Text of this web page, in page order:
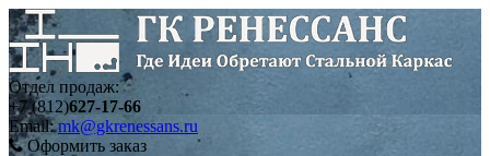
Отдел продаж:
+7 (812)627-17-66
Email:mk@gkrenessans.ru
Оформить заказ